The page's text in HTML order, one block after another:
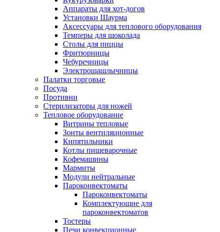
Аппараты для хот-догов
Установки Шаурма
Аксессуары для теплового оборудования
Темперы для шоколада
Столы для пиццы
Фритюрницы
Чебуречницы
Электрошашлычницы
Палатки торговые
Посуда
Противни
Стерилизаторы для ножей
Тепловое оборудование
Витрины тепловые
Зонты вентиляционные
Кипятильники
Котлы пищеварочные
Кофемашины
Мармиты
Модули нейтральные
Пароконвектоматы
Пароконвектоматы
Комплектующие для
пароконвектоматов
Тостеры
Печи конвекционные